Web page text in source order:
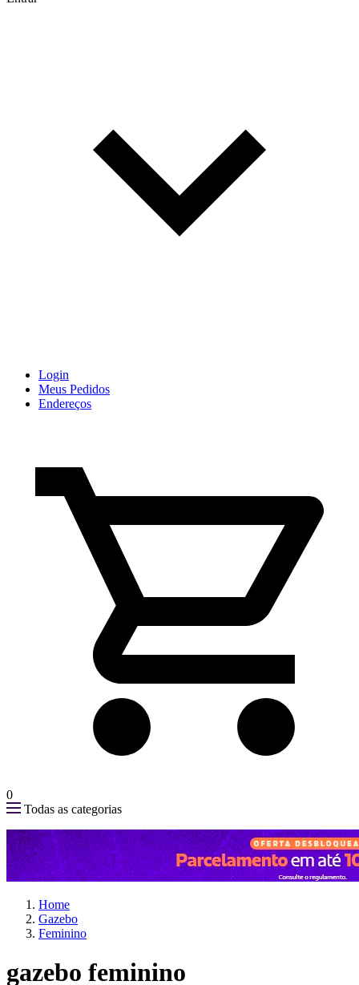
Login
Meus Pedidos
Endereços
0
Todas as categorias
Home
Gazebo
Feminino
gazebo feminino